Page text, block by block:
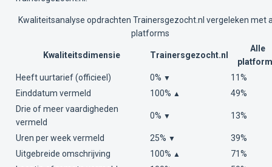
Kwaliteitsanalyse opdrachten Trainersgezocht.nl vergeleken met
platforms
Kwaliteitsdimensie Trainersgezocht.nl
Alle
Heeft uurtarief (officieel)
0% ▼
11%
Einddatum vermeld
100% ▲
49%
Drie of meer vaardigheden
vermeld
0% ▼ 13%
Uren per week vermeld 25% ▼
39%
Uitgebreide omschrijving
100% ▲
71%